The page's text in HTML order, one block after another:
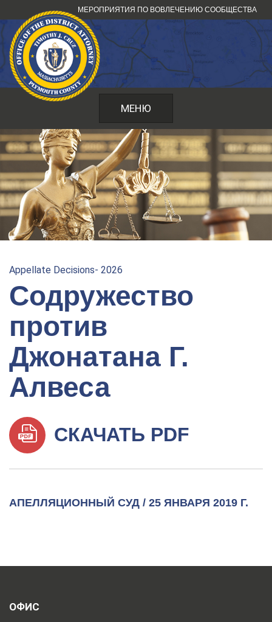
к
содержанию
МЕРОПРИЯТИЯ ПО ВОВЛЕЧЕНИЮ СООБЩЕСТВА
МЕНЮ
Appellate Decisions- 2026
Содружество
против
Джонатана Г.
Алвеса
СКАЧАТЬ PDF
АПЕЛЛЯЦИОННЫЙ СУД / 25 ЯНВАРЯ 2019 Г.
ОФИС